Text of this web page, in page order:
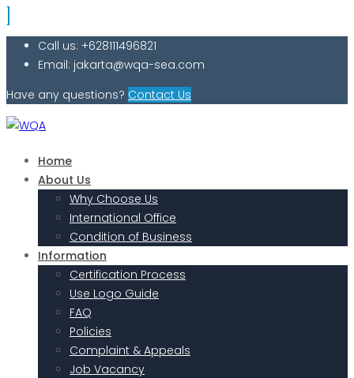
Call us: +628111496821
Email: jakarta@wqa-sea.com
Have any questions? Contact Us
Home
About Us
Why Choose Us
International Office
Condition of Business
Information
Certification Process
Use Logo Guide
FAQ
Policies
Complaint & Appeals
Job Vacancy